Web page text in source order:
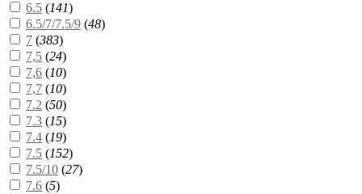
6.5 (141)
6.5/7/7.5/9 (48)
7 (383)
7,5 (24)
7,6 (10)
7,7 (10)
7.2 (50)
7.3 (15)
7.4 (19)
7.5 (152)
7.5/10 (27)
7.6 (5)